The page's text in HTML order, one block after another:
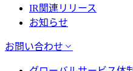
IR関連リリース
お知らせ
お問い合わせ